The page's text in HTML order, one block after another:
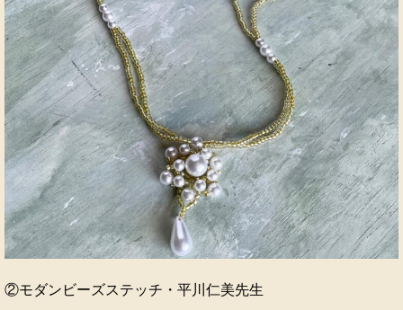
②モダンビーズステッチ・平川仁美先生